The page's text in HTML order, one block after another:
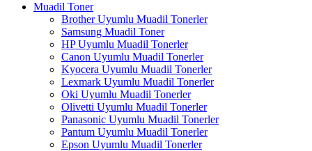
Muadil Toner
Brother Uyumlu Muadil Tonerler
Samsung Muadil Toner
HP Uyumlu Muadil Tonerler
Canon Uyumlu Muadil Tonerler
Kyocera Uyumlu Muadil Tonerler
Lexmark Uyumlu Muadil Tonerler
Oki Uyumlu Muadil Tonerler
Olivetti Uyumlu Muadil Tonerler
Panasonic Uyumlu Muadil Tonerler
Pantum Uyumlu Muadil Tonerler
Epson Uyumlu Muadil Tonerler